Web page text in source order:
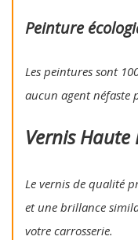
Peinture
Les peintures sont
aucun agent néfaste
Vernis Haute
Le vernis de qualité
et une brillance
votre carrosserie.